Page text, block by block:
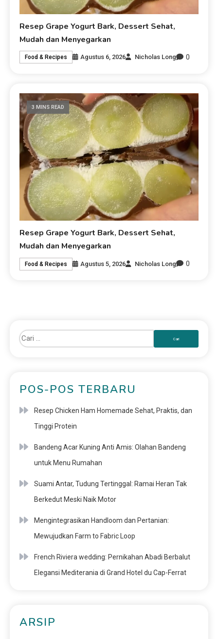
Resep Grape Yogurt Bark, Dessert Sehat,
Mudah dan Menyegarkan
Food & Recipes Agustus 6, 2026 Nicholas Long 0
3 MINS READ
Resep Grape Yogurt Bark, Dessert Sehat,
Mudah dan Menyegarkan
Food & Recipes Agustus 5, 2026 Nicholas Long 0
POS-POS TERBARU
Resep Chicken Ham Homemade Sehat, Praktis, dan
Tinggi Protein
Bandeng Acar Kuning Anti Amis: Olahan Bandeng
untuk Menu Rumahan
Suami Antar, Tudung Tertinggal: Ramai Heran Tak
Berkedut Meski Naik Motor
Mengintegrasikan Handloom dan Pertanian:
Mewujudkan Farm to Fabric Loop
French Riviera wedding: Pernikahan Abadi Berbalut
Elegansi Mediterania di Grand Hotel du Cap-Ferrat
ARSIP